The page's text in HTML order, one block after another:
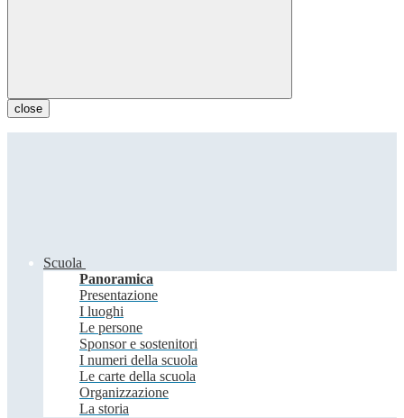
close
Scuola
Panoramica
Presentazione
I luoghi
Le persone
Sponsor e sostenitori
I numeri della scuola
Le carte della scuola
Organizzazione
La storia